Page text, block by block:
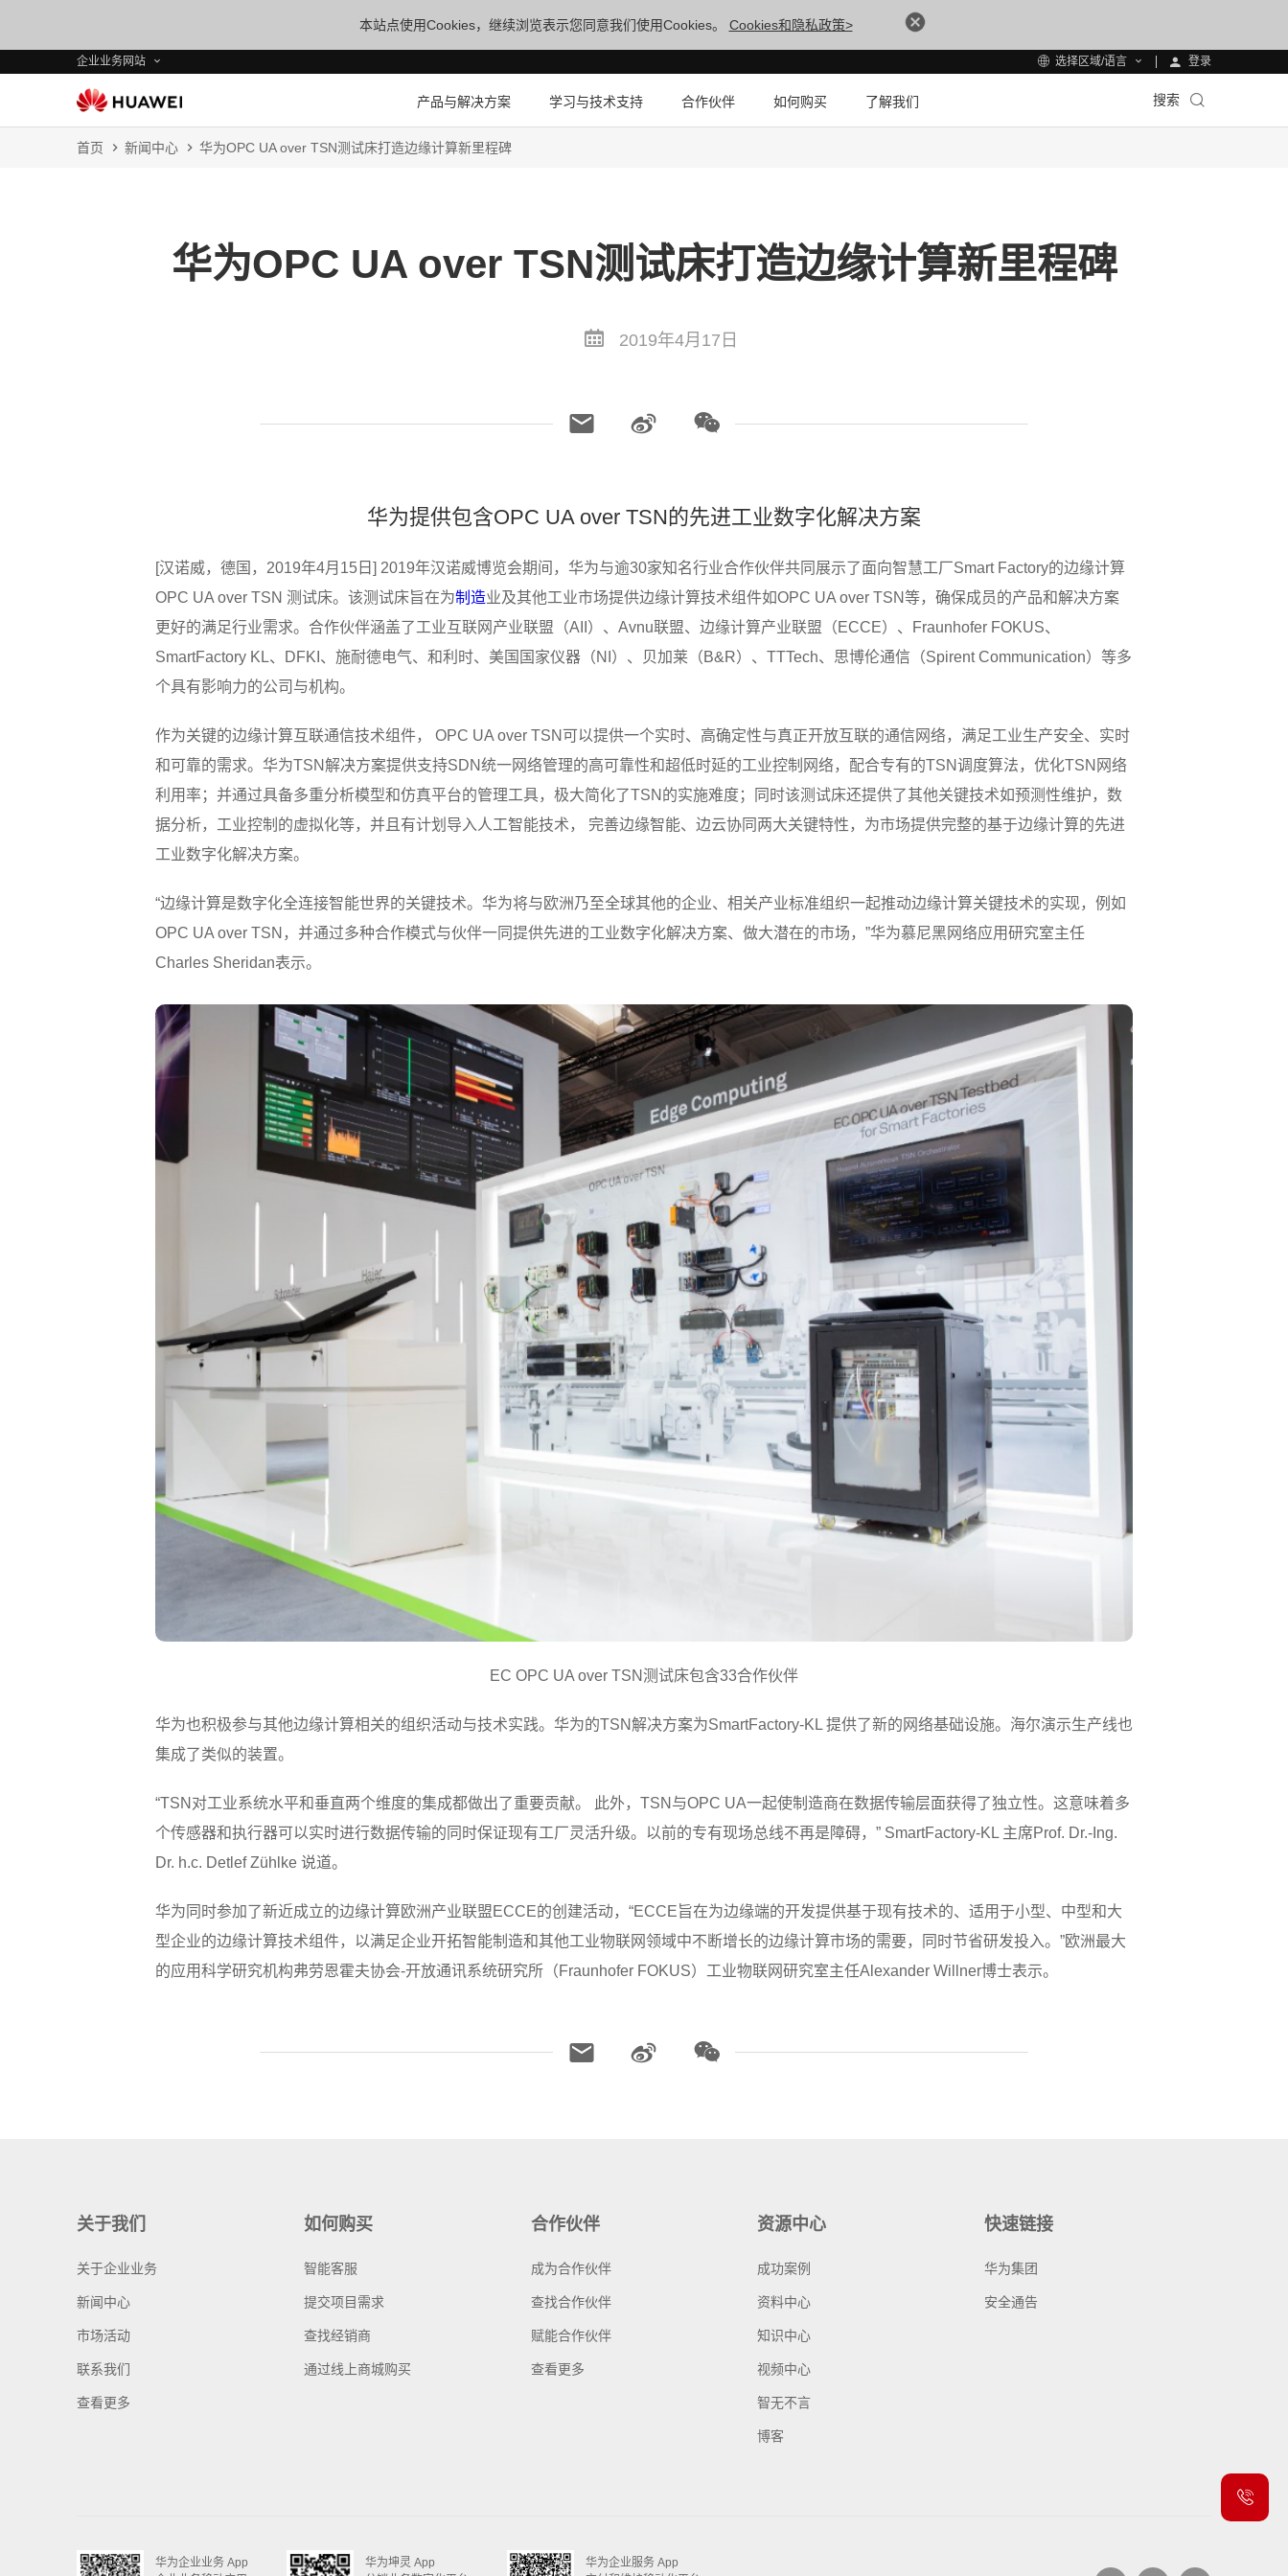
本站点使用Cookies，继续浏览表示您同意我们使用Cookies。 Cookies和隐私政策>
企业业务网站 选择区域/语言 登录
产品与解决方案 学习与技术支持 合作伙伴 如何购买 了解我们 搜索
首页 新闻中心 华为OPC UA over TSN测试床打造边缘计算新里程碑
华为OPC UA over TSN测试床打造边缘计算新里程碑
2019年4月17日
华为提供包含OPC UA over TSN的先进工业数字化解决方案
[汉诺威，德国，2019年4月15日] 2019年汉诺威博览会期间，华为与逾30家知名行业合作伙伴共同展示了面向智慧工厂Smart Factory的边缘计算
OPC UA over TSN 测试床。该测试床旨在为制造业及其他工业市场提供边缘计算技术组件如OPC UA over TSN等，确保成员的产品和解决方案
更好的满足行业需求。合作伙伴涵盖了工业互联网产业联盟（AII）、Avnu联盟、边缘计算产业联盟（ECCE）、Fraunhofer FOKUS、
SmartFactory KL、DFKI、施耐德电气、和利时、美国国家仪器（NI）、贝加莱（B&R）、TTTech、思博伦通信（Spirent Communication）等多
个具有影响力的公司与机构。
作为关键的边缘计算互联通信技术组件， OPC UA over TSN可以提供一个实时、高确定性与真正开放互联的通信网络，满足工业生产安全、实时
和可靠的需求。华为TSN解决方案提供支持SDN统一网络管理的高可靠性和超低时延的工业控制网络，配合专有的TSN调度算法，优化TSN网络
利用率；并通过具备多重分析模型和仿真平台的管理工具，极大简化了TSN的实施难度；同时该测试床还提供了其他关键技术如预测性维护，数
据分析，工业控制的虚拟化等，并且有计划导入人工智能技术， 完善边缘智能、边云协同两大关键特性，为市场提供完整的基于边缘计算的先进
工业数字化解决方案。
“边缘计算是数字化全连接智能世界的关键技术。华为将与欧洲乃至全球其他的企业、相关产业标准组织一起推动边缘计算关键技术的实现，例如
OPC UA over TSN，并通过多种合作模式与伙伴一同提供先进的工业数字化解决方案、做大潜在的市场，”华为慕尼黑网络应用研究室主任
Charles Sheridan表示。
EC OPC UA over TSN测试床包含33合作伙伴
华为也积极参与其他边缘计算相关的组织活动与技术实践。华为的TSN解决方案为SmartFactory-KL 提供了新的网络基础设施。海尔演示生产线也
集成了类似的装置。
“TSN对工业系统水平和垂直两个维度的集成都做出了重要贡献。 此外，TSN与OPC UA一起使制造商在数据传输层面获得了独立性。这意味着多
个传感器和执行器可以实时进行数据传输的同时保证现有工厂灵活升级。以前的专有现场总线不再是障碍，” SmartFactory-KL 主席Prof. Dr.-Ing.
Dr. h.c. Detlef Zühlke 说道。
华为同时参加了新近成立的边缘计算欧洲产业联盟ECCE的创建活动，“ECCE旨在为边缘端的开发提供基于现有技术的、适用于小型、中型和大
型企业的边缘计算技术组件，以满足企业开拓智能制造和其他工业物联网领域中不断增长的边缘计算市场的需要，同时节省研发投入。”欧洲最大
的应用科学研究机构弗劳恩霍夫协会-开放通讯系统研究所（Fraunhofer FOKUS）工业物联网研究室主任Alexander Willner博士表示。
关于我们
关于企业业务
新闻中心
市场活动
联系我们
查看更多
如何购买
智能客服
提交项目需求
查找经销商
通过线上商城购买
合作伙伴
成为合作伙伴
查找合作伙伴
赋能合作伙伴
查看更多
资源中心
成功案例
资料中心
知识中心
视频中心
智无不言
博客
快速链接
华为集团
安全通告
华为企业业务 App
华为坤灵 App
华为企业服务 App